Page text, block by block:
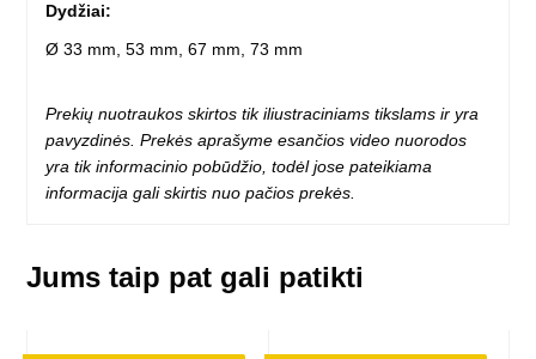
Dydžiai:
Ø 33 mm, 53 mm, 67 mm, 73 mm
Prekių nuotraukos skirtos tik iliustraciniams tikslams ir yra
pavyzdinės. Prekės aprašyme esančios video nuorodos
yra tik informacinio pobūdžio, todėl jose pateikiama
informacija gali skirtis nuo pačios prekės.
Jums taip pat gali patikti